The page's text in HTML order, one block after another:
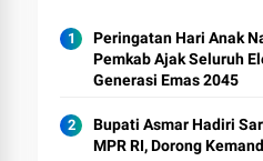
Peringatan Hari Anak
Pemkab Ajak Seluruh
Generasi Emas 2045
Bupati Asmar Hadiri
MPR RI, Dorong